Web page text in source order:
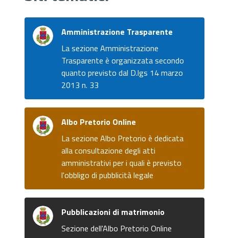
Amministrazione Trasparente
La sezione Amministrazione
Trasparente è organizzata secondo
quanto previsto dal D.lgs 14 marzo
2013 n. 33
Albo Pretorio Online
La sezione Albo Pretorio è dedicata
alla consultazione degli atti
amministrativi per i quali è previsto
l'obbligo di pubblicità legale
Pubblicazioni di matrimonio
Sezione dell'Albo Pretorio Online